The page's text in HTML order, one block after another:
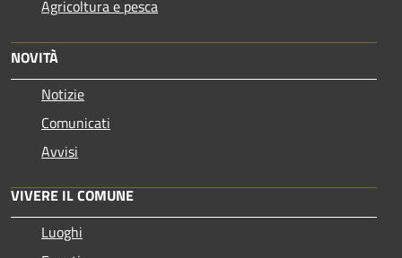
Agricoltura e pesca
NOVITÀ
Notizie
Comunicati
Avvisi
VIVERE IL COMUNE
Luoghi